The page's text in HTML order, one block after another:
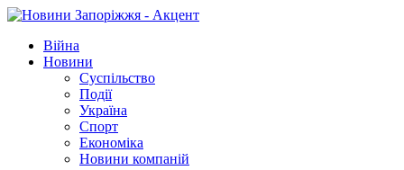
Війна
Новини
Суспільство
Події
Україна
Спорт
Економіка
Новини компаній